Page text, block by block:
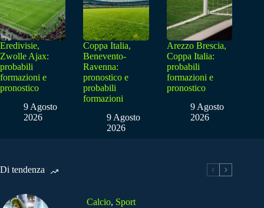
Eredivisie,
Zwolle Ajax:
probabili
formazioni e
pronostico
9 Agosto
2026
Coppa Italia,
Benevento-
Ravenna:
pronostico e
probabili
formazioni
9 Agosto
2026
Arezzo Brescia,
Coppa Italia:
probabili
formazioni e
pronostico
9 Agosto
2026
Di tendenza
Calcio, Sport